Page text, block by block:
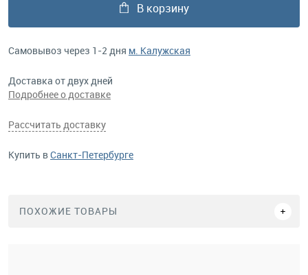
В корзину
Самовывоз через 1-2 дня м. Калужская
Доставка от двух дней
Подробнее о доставке
Рассчитать доставку
Купить вСанкт-Петербурге
ПОХОЖИЕ ТОВАРЫ